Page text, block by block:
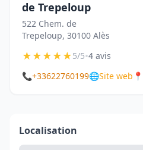
de Trepeloup
522 Chem. de
Trepeloup, 30100 Alès
★★★★★5/5•4 avis
📞+33622760199🌐Site web 📍
Localisation